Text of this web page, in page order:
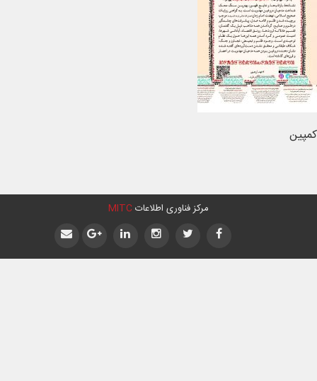
کمپین
مرکز فناوری اطلاعات MITC